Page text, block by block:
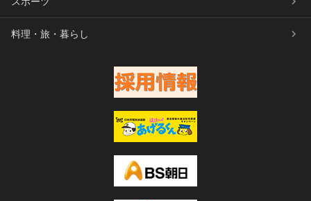
料理・旅・暮らし